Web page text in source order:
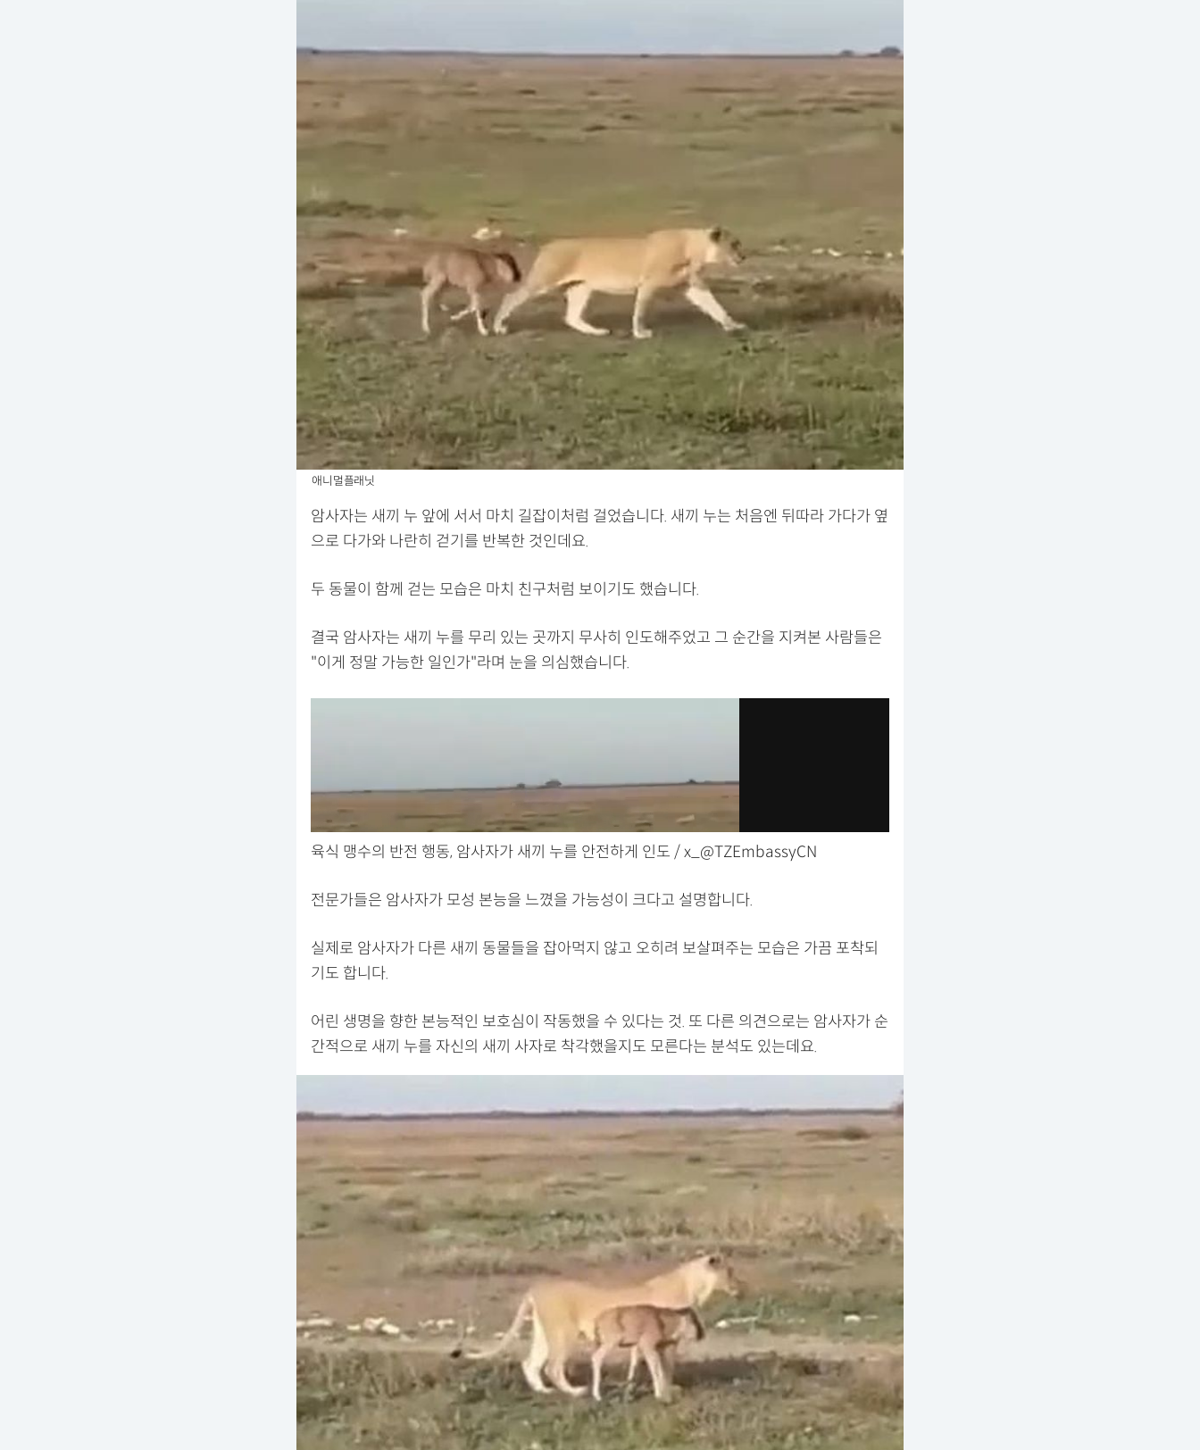
애니멀플래닛
암사자는 새끼 누 앞에 서서 마치 길잡이처럼 걸었습니다. 새끼 누는 처음엔 뒤따라 가다가 옆
으로 다가와 나란히 걷기를 반복한 것인데요.
두 동물이 함께 걷는 모습은 마치 친구처럼 보이기도 했습니다.
결국 암사자는 새끼 누를 무리 있는 곳까지 무사히 인도해주었고 그 순간을 지켜본 사람들은
"이게 정말 가능한 일인가"라며 눈을 의심했습니다.
육식 맹수의 반전 행동, 암사자가 새끼 누를 안전하게 인도 / x_@TZEmbassyCN
전문가들은 암사자가 모성 본능을 느꼈을 가능성이 크다고 설명합니다.
실제로 암사자가 다른 새끼 동물들을 잡아먹지 않고 오히려 보살펴주는 모습은 가끔 포착되
기도 합니다.
어린 생명을 향한 본능적인 보호심이 작동했을 수 있다는 것. 또 다른 의견으로는 암사자가 순
간적으로 새끼 누를 자신의 새끼 사자로 착각했을지도 모른다는 분석도 있는데요.